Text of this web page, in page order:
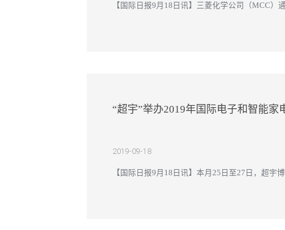
【国际日报9月18日讯】三菱化学公司（MCC
“超宇”举办2019年国际电子和智能家
2019-09-18
【国际日报9月18日讯】本月25日至27日，超宇